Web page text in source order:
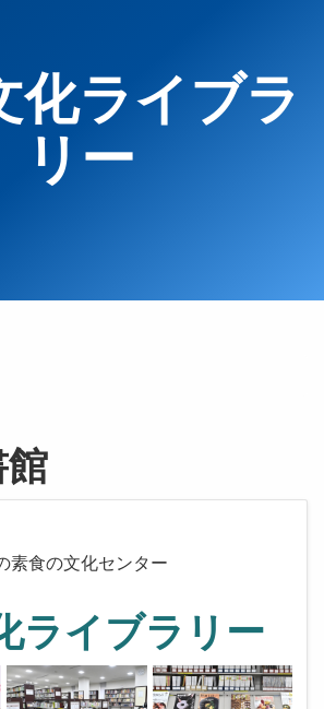
化ライブラ
リー
素食の文化センター
ライブラリー